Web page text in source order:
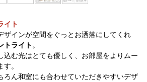
イト
ザインが空間をぐっとお洒落にしてくれ
トライト 。
込む光はとても優しく、お部屋をよりムー
。
ろん和室にも合わせていただきやすいデザ